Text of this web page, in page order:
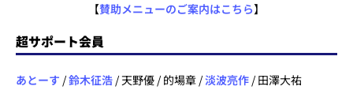
【賛助メニューのご案内はこちら】
超サポート会員
あとーす /鈴木征浩 / 天野優 / 的場章 /淡波亮作 / 田澤大祐